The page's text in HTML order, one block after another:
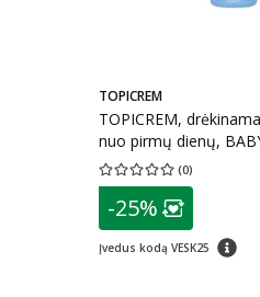
TOPICREM
TOPICREM,
nuo pirmų dienų,
(0)
Vidutinis įvertinimas 0.00
patarimas
Lojalumo
-25%
Įvedus kodą VESK25 patarimas